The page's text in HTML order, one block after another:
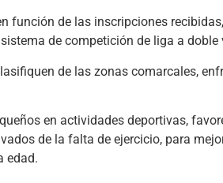
función de las inscripciones
de competición de liga a doble
de las zonas comarcales,
en actividades deportivas,
de la falta de ejercicio, para
edad.